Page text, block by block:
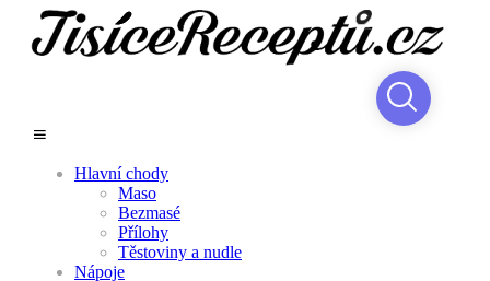
Hlavní chody
Maso
Bezmasé
Přílohy
Těstoviny a nudle
Nápoje